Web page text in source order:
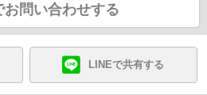
お問い合わせする
LINEで共有する